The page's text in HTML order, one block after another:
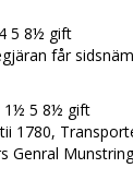
5 8½ gift
får
1½ 5 8½ gift
1780,
Genral